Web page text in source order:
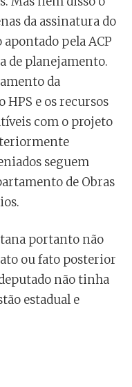
da assinatura do
pela ACP
de planejamento.
da
HPS e os recursos
com o projeto
seguem
de Obras
portanto não
ou fato posterior
não tinha
estadual e